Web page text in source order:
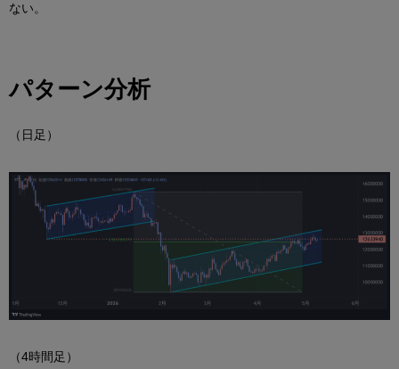
ない。
パターン分析
（日足）
（4時間足）